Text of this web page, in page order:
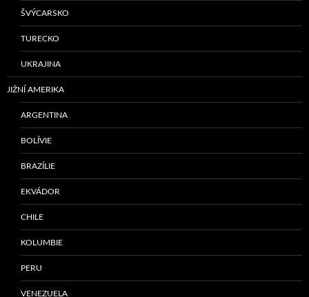
ŠVÝCARSKO
TURECKO
UKRAJINA
JIŽNÍ AMERIKA
ARGENTINA
BOLÍVIE
BRAZÍLIE
EKVÁDOR
CHILE
KOLUMBIE
PERU
VENEZUELA